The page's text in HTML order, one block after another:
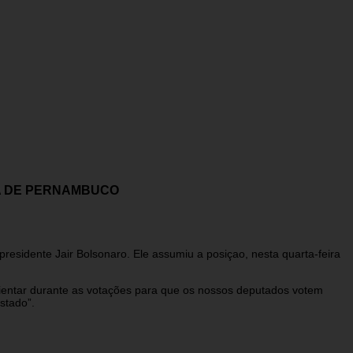
DE PERNAMBUCO
Jair Bolsonaro. Ele assumiu a posiçao, nesta quarta-feira
durante as votações para que os nossos deputados votem